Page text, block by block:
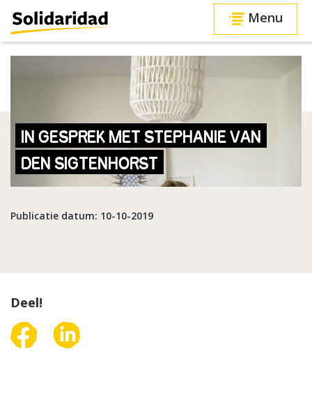
Menu
IN GESPREK MET STEPHANIE VAN
DEN SIGTENHORST
Publicatie datum: 10-10-2019
Deel!